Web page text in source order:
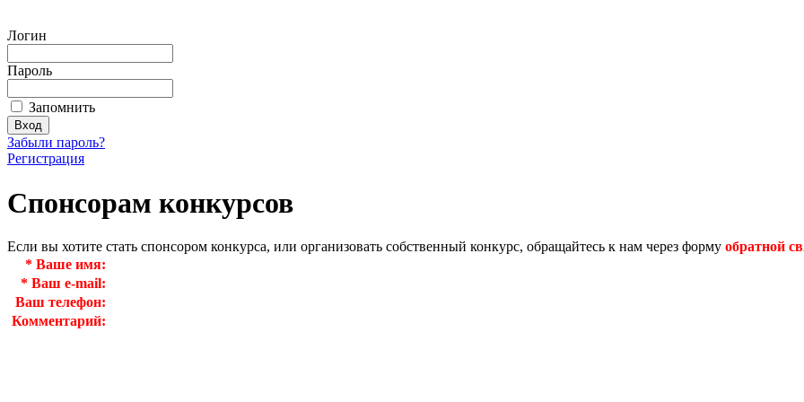
Логин
Пароль
Запомнить
Забыли пароль?
Регистрация
Спонсорам конкурсов
Если вы хотите стать спонсором конкурса, или организовать собственный конкурс, обращайтесь к нам через форму обратной
* Ваше имя:
* Ваш e-mail:
Ваш телефон:
Комментарий: